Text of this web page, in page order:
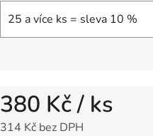
25 a více ks = sleva 10 %
380 Kč/ ks
314 Kč bez DPH